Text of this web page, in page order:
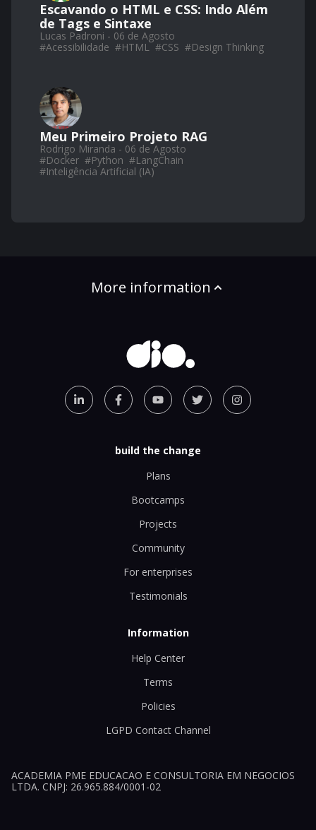
Escavando o HTML e CSS: Indo Além
de Tags e Sintaxe
Lucas Padroni - 06 de Agosto
#Acessibilidade #HTML #CSS #Design Thinking
Meu Primeiro Projeto RAG
Rodrigo Miranda - 06 de Agosto
#Docker #Python #LangChain
#Inteligência Artificial (IA)
More information
build the change
Plans
Bootcamps
Projects
Community
For enterprises
Testimonials
Information
Help Center
Terms
Policies
LGPD Contact Channel
ACADEMIA PME EDUCACAO E CONSULTORIA EM NEGOCIOS
LTDA. CNPJ: 26.965.884/0001-02